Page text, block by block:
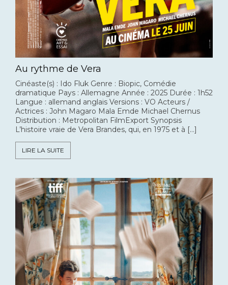
Au rythme de Vera
Cinéaste(s) : Ido Fluk Genre : Biopic, Comédie
dramatique Pays : Allemagne Année : 2025 Durée : 1h52
Langue : allemand anglais Versions : VO Acteurs /
Actrices : John Magaro Mala Emde Michael Chernus
Distribution : Metropolitan FilmExport Synopsis
L’histoire vraie de Vera Brandes, qui, en 1975 et à […]
LIRE LA SUITE